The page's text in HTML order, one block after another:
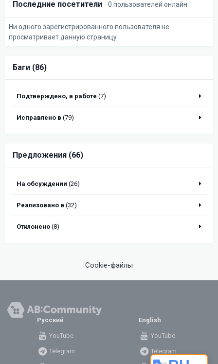
Последние посетители 0 пользователей онлайн
Ни одного зарегистрированного пользователя не
просматривает данную страницу
Баги (86)
Подтверждено, в работе (7)
Исправлено в (79)
Предложения (66)
На обсуждении (26)
Реализовано в (32)
Отклонено (8)
Cookie-файлы
Русский
YouTube
Telegram
English
YouTube
Telegram